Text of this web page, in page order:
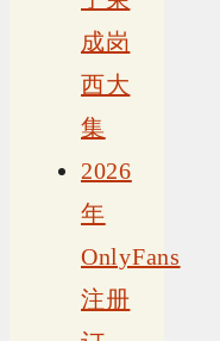
成岗
西大
集
2026
年
OnlyFans
注册